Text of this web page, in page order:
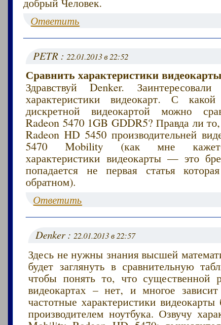
Ответить
PETR :22.01.2013 в 22:52
Сравнить характеристики
Здравствуй Denker. Заинтересовали
характеристики видеокарт. С
дискретной видеокартой можно
Radeon 5470 1GB GDDR5? Правда ли
Radeon HD 5450 производительней
5470 Mobility (как мне
характеристики видеокарты — это
попадается не первая статья
обратном).
Ответить
Denker :22.01.2013 в 22:57
Здесь не нужны знания высшей
будет заглянуть в сравнительную
чтобы понять то, что существенной
видеокартах – нет, и многое
частотные характеристики
производителем ноутбука. Озвучу